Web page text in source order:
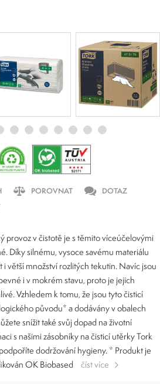
POROVNAT DOTAZ
provoz v čistotě je s těmito víceúčelovými
Díky silnému, vysoce savému materiálu
i větší množství rozlitých tekutin. Navíc jsou
i v mokrém stavu, proto je jejich
Vzhledem k tomu, že jsou tyto čisticí
původu* a dodávány v obalech
snížit také svůj dopad na životní
s našimi zásobníky na čisticí utěrky Tork
dodržování hygieny. * Produkt je
OK Biobased
číst více